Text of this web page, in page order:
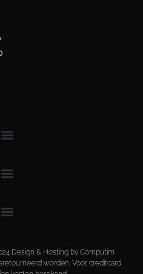
Design & Hosting by Computim
worden. Voor creditcard